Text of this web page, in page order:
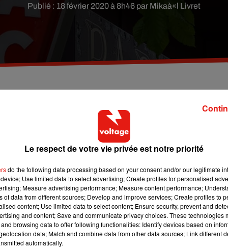
Publié : 18 février 2020 à 8h46 par Mikaà«l Livret
proposeront ce service dans 10 département
dix départements, dont l’Oise et les Yvelines (Corrèze,
permettront aux contribuables d’y payer taxe
autre.
il y plusieurs mois un appel d'offres pour « multiplier les
leur proposer des horaires plus larges. » La fédération des
le contrat.
« L'idée est évidemment de maintenir le secret fiscal des
€ pour les règlements en espèces. En carte bancaire, si la
Le respect de votre vie privée est notre priorité
do the following data processing based on your consent and/or our legitimate
Use limited data to select advertising; Create profiles for personalised
Measure advertising performance; Measure content performance;
of data from different sources; Develop and improve services; Create profiles to
content; Use limited data to select content; Ensure security, prevent and
and content; Save and communicate privacy choices. These technologies
browsing data to offer following functionalities: Identify devices based on
data; Match and combine data from other data sources; Link different
automatically.